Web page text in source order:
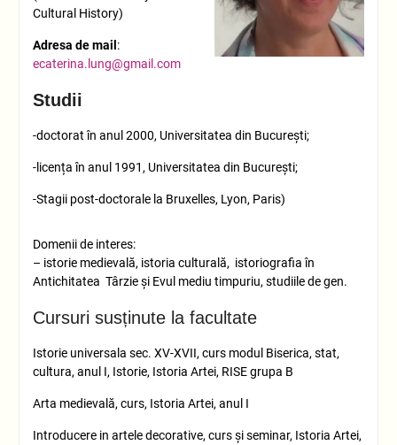
Cultural History)
Adresa de mail :
ecaterina.lung@gmail.com
Studii
-doctorat în anul 2000, Universitatea din București;
-licența în anul 1991, Universitatea din București;
-Stagii post-doctorale la Bruxelles, Lyon, Paris)
Domenii de interes:
– istorie medievală, istoria culturală, istoriografia în
Antichitatea Târzie şi Evul mediu timpuriu, studiile de gen.
Cursuri susținute la facultate
Istorie universala sec. XV-XVII, curs modul Biserica, stat,
cultura, anul I, Istorie, Istoria Artei, RISE grupa B
Arta medievală, curs, Istoria Artei, anul I
Introducere in artele decorative, curs și seminar, Istoria Artei,